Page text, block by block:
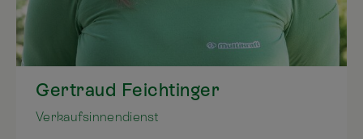
Gertraud Feichtinger
Verkaufsinnendienst